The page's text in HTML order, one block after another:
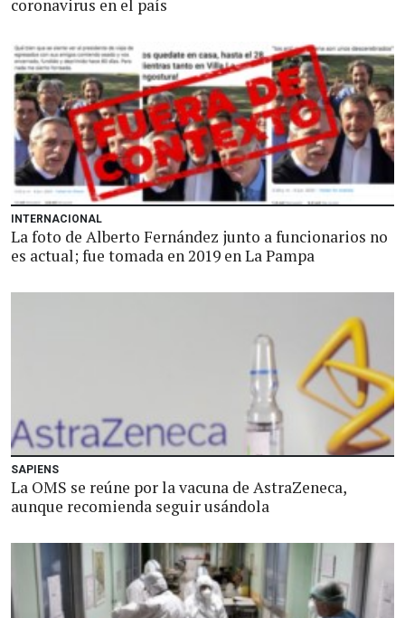
coronavirus en el país
INTERNACIONAL
La foto de Alberto Fernández junto a funcionarios no
es actual; fue tomada en 2019 en La Pampa
SAPIENS
La OMS se reúne por la vacuna de AstraZeneca,
aunque recomienda seguir usándola